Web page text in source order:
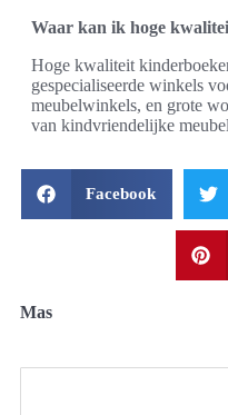
Waar kan ik hoge
Hoge kwaliteit
gespecialiseerde winkels
meubelwinkels, en grote
van kindvriendelijke
Facebook
Mas